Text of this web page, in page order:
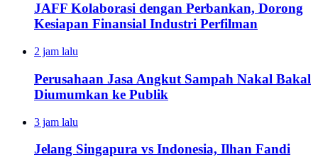
JAFF Kolaborasi dengan Perbankan, Dorong
Kesiapan Finansial Industri Perfilman
2 jam lalu
Perusahaan Jasa Angkut Sampah Nakal Bakal
Diumumkan ke Publik
3 jam lalu
Jelang Singapura vs Indonesia, Ilhan Fandi